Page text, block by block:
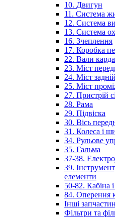
10. Двигун
11. Система
12. Система
13. Система
16. Зчеплення
17. Коробка
22. Вали
23. Міст
24. Міст задній
25. Міст
27. Пристрій
28. Рама
29. Підвіска
30. Вісь
31. Колеса і
34. Рульове
35. Гальма
37-38.
39.
елементи
50-82. Кабіна
84. Оперення
Інші
Фільтри та